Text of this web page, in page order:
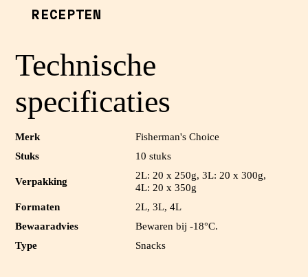
RECEPTEN
Technische
specificaties
Merk
Fisherman's Choice
Stuks
10 stuks
Verpakking
2L: 20 x 250g, 3L: 20 x 300g,
4L: 20 x 350g
Formaten
2L, 3L, 4L
Bewaaradvies
Bewaren bij -18°C.
Type
Snacks